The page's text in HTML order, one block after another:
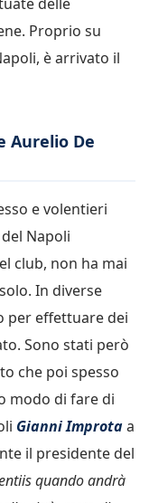
Proprio su
è arrivato il
Aurelio De
e volentieri
Napoli
club, non ha mai
In diverse
per effettuare dei
Sono stati però
che poi spesso
modo di fare di
Gianni Improtaa
il presidente del
quando andrà